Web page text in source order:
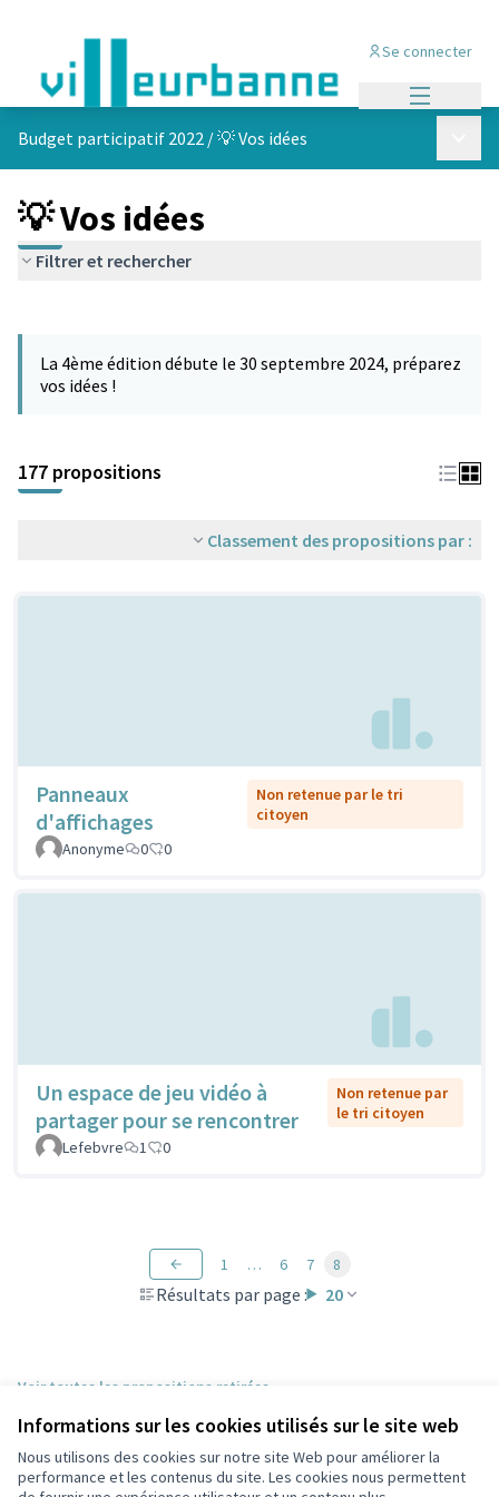
Informations sur les cookies utilisés sur le site web
Nous utilisons des cookies sur notre site Web pour améliorer la
performance et les contenus du site. Les cookies nous permettent
Se connecter
Budget participatif 2022 /💡 Vos idées
💡 Vos idées
Filtrer et rechercher
−
La 4ème édition débute le 30 septembre 2024, préparez
vos idées !
177 propositions
Classement des propositions par :
Panneaux
d'affichages
Non retenue par le tri
citoyen
Anonyme
0 0
Un espace de jeu vidéo à
partager pour se rencontrer
Non retenue par
le tri citoyen
Lefebvre
1 0
Résultats par page : 20
1 … 6 7 8
Voir toutes les propositions retirées
Conditions d'utilisation
Paramètres des cookies